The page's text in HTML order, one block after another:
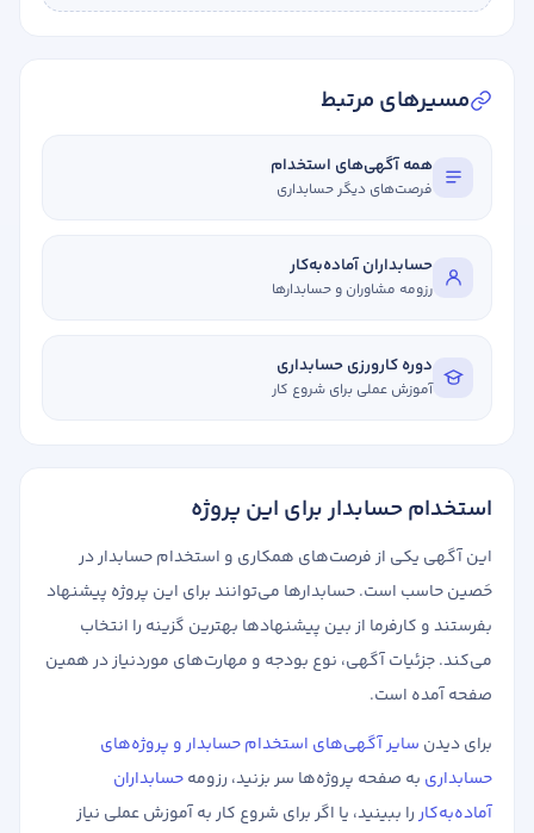
مسیرهای مرتبط
همه آگهی‌های استخدام
فرصت‌های دیگر حسابداری
حسابداران آماده‌به‌کار
رزومه مشاوران و حسابدارها
دوره کارورزی حسابداری
آموزش عملی برای شروع کار
استخدام حسابدار برای این پروژه
این آگهی یکی از فرصت‌های همکاری و استخدام حسابدار در
حَصین حاسب است. حسابدارها می‌توانند برای این پروژه پیشنهاد
بفرستند و کارفرما از بین پیشنهادها بهترین گزینه را انتخاب
می‌کند. جزئیات آگهی، نوع بودجه و مهارت‌های موردنیاز در همین
صفحه آمده است.
برای دیدن سایر آگهی‌های استخدام حسابدار و پروژه‌های
حسابداری به صفحه پروژه‌ها سر بزنید، رزومهحسابداران
آماده‌به‌کاررا ببینید، یا اگر برای شروع کار به آموزش عملی نیاز